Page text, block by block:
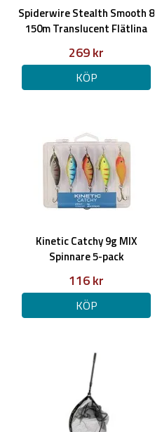
Spiderwire Stealth Smooth 8
150m Translucent Flätlina
269 kr
KÖP
Kinetic Catchy 9g MIX
Spinnare 5-pack
116 kr
KÖP